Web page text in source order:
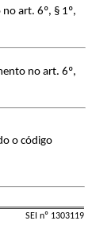
art. 6º, § 1º,
no art. 6º,
o código
SEI nº 1303119